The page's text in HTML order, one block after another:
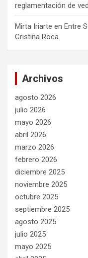
reglamentación de
Mirta Iriarte en Entre
Cristina Roca
Archivos
agosto 2026
julio 2026
mayo 2026
abril 2026
marzo 2026
febrero 2026
diciembre 2025
noviembre 2025
octubre 2025
septiembre 2025
agosto 2025
julio 2025
mayo 2025